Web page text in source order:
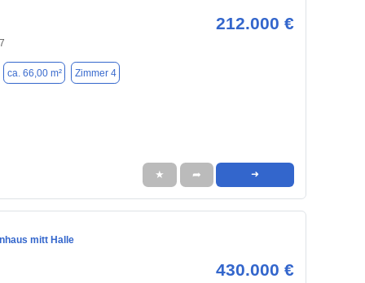
212.000 €
ca. 66,00 m² Zimmer 4
★ ➦ ➜
mitt Halle
430.000 €